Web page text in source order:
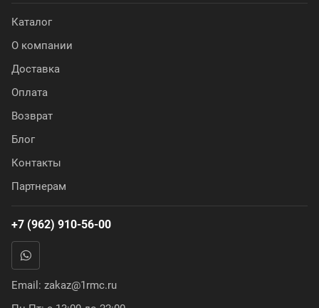
Каталог
О компании
Доставка
Оплата
Возврат
Блог
Контакты
Партнерам
+7 (962) 910-56-00
Email: zakaz@1rmc.ru